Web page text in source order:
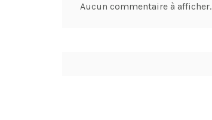
Aucun commentaire à afficher.